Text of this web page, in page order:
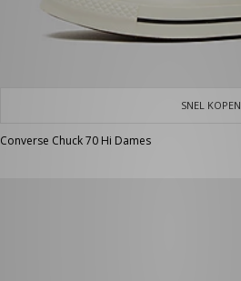
SNEL KOPEN
Converse Chuck 70 Hi Dames